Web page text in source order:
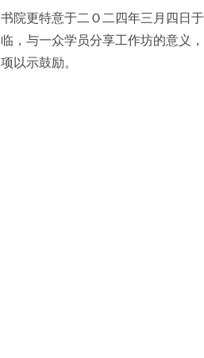
书院更特意于二Ｏ二四年三月四日
临，与一众学员分享工作坊的意义
项以示鼓励。